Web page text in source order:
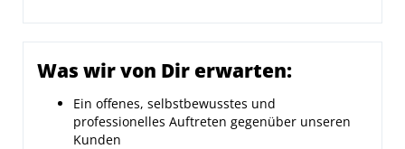
Was wir von Dir erwarten:
Ein offenes, selbstbewusstes und
professionelles Auftreten gegenüber unseren
Kunden